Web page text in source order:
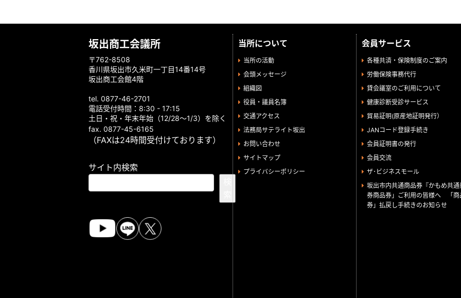
坂出商工会議所
〒762-8508
香川県坂出市久米町一丁目14番14号
坂出商工会館4階
tel. 0877-46-2701
電話受付時間：8:30 - 17:15
土日・祝・年末年始（12/28～1/3）を除く
fax. 0877-45-6165
（FAXは24時間受付けております）
サイト内検索
当所について
当所の活動
会頭メッセージ
組織図
役員・議員名簿
交通アクセス
法務局サテライト坂出
お問い合わせ
サイトマップ
プライバシーポリシー
会員サービス
各種共済・保険制度のご案内
労働保険事務代行
貸会議室のご利用について
健康診断受診サービス
貿易証明(原産地証明発行）
JANコード登録手続き
会員証明書の発行
会員交流
ザ･ビジネスモール
坂出市内共通商品券『かもめ共通
券商品券」ご利用の皆様へ 「商
券」払戻し手続きのお知らせ